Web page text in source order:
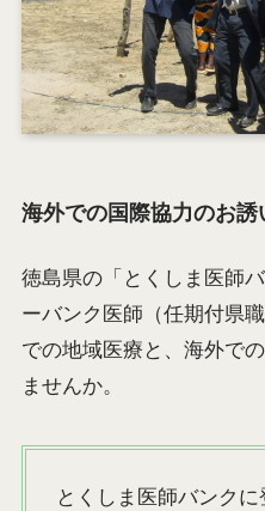
海外での国際協力のお誘
徳島県の「とくしま医師
ーバンク医師（任期付県
での地域医療と、海外で
ませんか。
とくしま医師バンク